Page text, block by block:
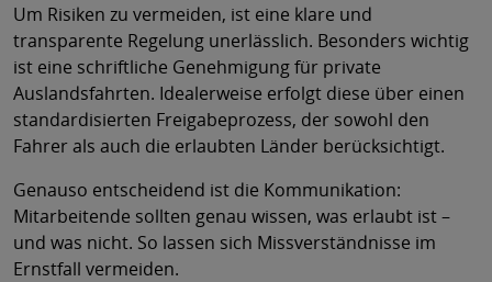
Um Risiken zu vermeiden, ist eine klare und
transparente Regelung unerlässlich. Besonders wichtig
ist eine schriftliche Genehmigung für private
Auslandsfahrten. Idealerweise erfolgt diese über einen
standardisierten Freigabeprozess, der sowohl den
Fahrer als auch die erlaubten Länder berücksichtigt.
Genauso entscheidend ist die Kommunikation:
Mitarbeitende sollten genau wissen, was erlaubt ist –
und was nicht. So lassen sich Missverständnisse im
Ernstfall vermeiden.